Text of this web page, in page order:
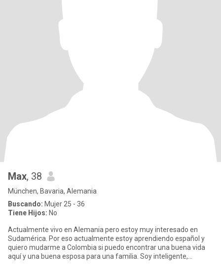
Max, 38
München, Bavaria, Alemania
Buscando: Mujer 25 - 36
Tiene Hijos: No
Actualmente vivo en Alemania pero estoy muy interesado en
Sudamérica. Por eso actualmente estoy aprendiendo español y
quiero mudarme a Colombia si puedo encontrar una buena vida
aquí y una buena esposa para una familia. Soy inteligente,